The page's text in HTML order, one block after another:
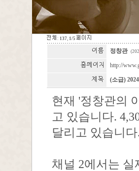
: 137, 1/5
정창관
http://
(소급)
현재 '정창관의
고 있습니다.
달리고 있습니다
채널 2에서는